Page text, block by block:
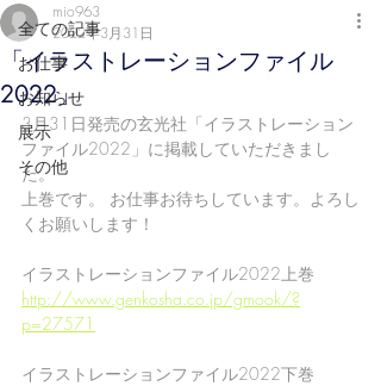
全ての記事
お仕事
お知らせ
展示
その他
「イラストレーションファイル
2022」
mio963
2022年3月31日
3月31日発売の玄光社「イラストレーション
ファイル2022」に掲載していただきまし
た。
上巻です。 お仕事お待ちしています。よろし
くお願いします！
イラストレーションファイル2022上巻
http://www.genkosha.co.jp/gmook/?
p=27571
イラストレーションファイル2022下巻